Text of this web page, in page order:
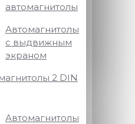
автомагнитолы
Автомагнитолы
с выдвижным
экраном
2 DIN
Автомагнитолы